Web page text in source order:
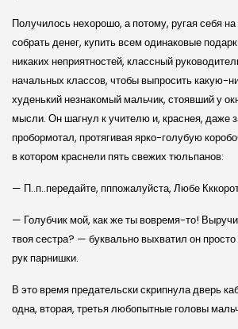
Получилось нехорошо, а потому, ругая себя
собрать денег, купить всем одинаковые
никаких неприятностей, классный
начальных классов, чтобы выпросить какую-
худенький незнакомый мальчик, стоявший у
мысли. Он шагнул к учителю и, краснея, даже
пробормотал, протягивая ярко-голубую
в котором краснели пять свежих тюльпанов:
— П..п..передайте, пппожалуйста, Любе
— Голубчик мой, как же ты вовремя-то!
твоя сестра? — буквально выхватил он
рук парнишки.
В это время предательски скрипнула дверь
одна, вторая, третья любопытные головы